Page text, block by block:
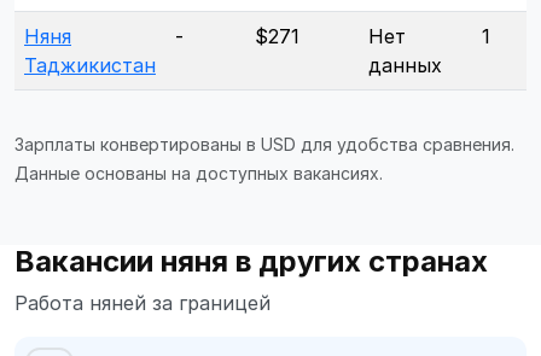
Няня
Таджикистан
- $271
Нет
данных
1
Зарплаты конвертированы в USD для удобства сравнения.
Данные основаны на доступных вакансиях.
Вакансии няня в других странах
Работа няней за границей